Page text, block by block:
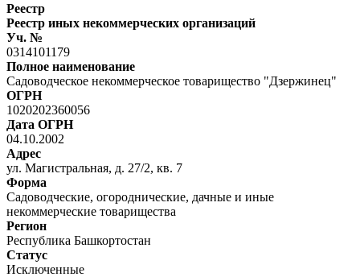
Реестр
Реестр иных некоммерческих организаций
Уч. №
0314101179
Полное наименование
Садоводческое некоммерческое товарищество "Дзержинец"
ОГРН
1020202360056
Дата ОГРН
04.10.2002
Адрес
ул. Магистральная, д. 27/2, кв. 7
Форма
Садоводческие, огороднические, дачные и иные
некоммерческие товарищества
Регион
Республика Башкортостан
Статус
Исключенные